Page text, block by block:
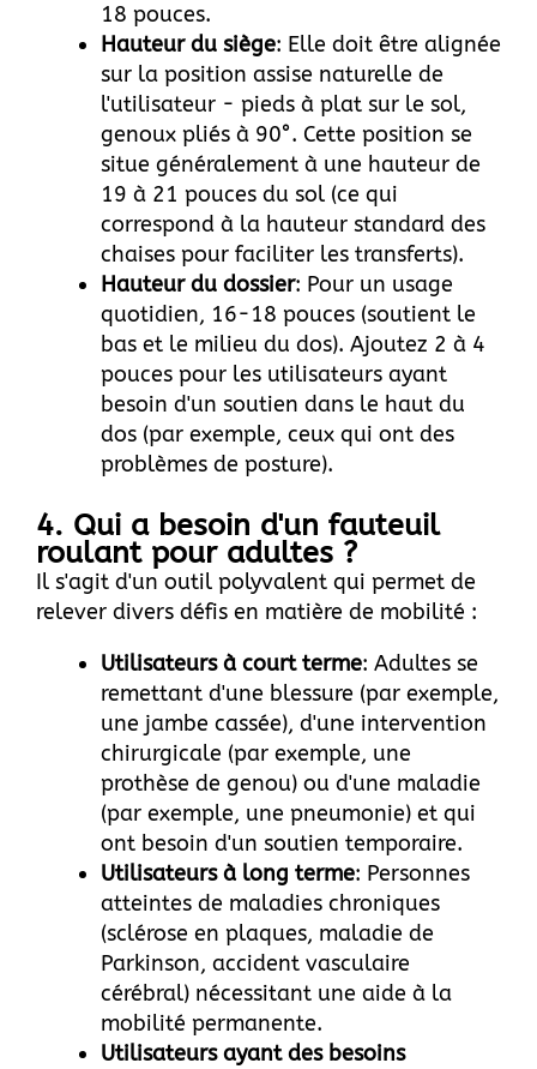
18 pouces.
Hauteur du siège: Elle doit être alignée
sur la position assise naturelle de
l'utilisateur - pieds à plat sur le sol,
genoux pliés à 90°. Cette position se
situe généralement à une hauteur de
19 à 21 pouces du sol (ce qui
correspond à la hauteur standard des
chaises pour faciliter les transferts).
Hauteur du dossier: Pour un usage
quotidien, 16-18 pouces (soutient le
bas et le milieu du dos). Ajoutez 2 à 4
pouces pour les utilisateurs ayant
besoin d'un soutien dans le haut du
dos (par exemple, ceux qui ont des
problèmes de posture).
4. Qui a besoin d'un fauteuil
roulant pour adultes ?
Il s'agit d'un outil polyvalent qui permet de
relever divers défis en matière de mobilité :
Utilisateurs à court terme: Adultes se
remettant d'une blessure (par exemple,
une jambe cassée), d'une intervention
chirurgicale (par exemple, une
prothèse de genou) ou d'une maladie
(par exemple, une pneumonie) et qui
ont besoin d'un soutien temporaire.
Utilisateurs à long terme: Personnes
atteintes de maladies chroniques
(sclérose en plaques, maladie de
Parkinson, accident vasculaire
cérébral) nécessitant une aide à la
mobilité permanente.
Utilisateurs ayant des besoins